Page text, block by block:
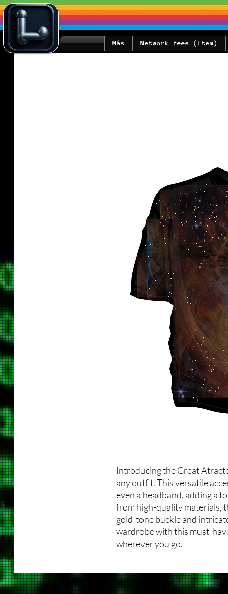
Network fees (Item)
Más
Introducing the Great
any outfit. This versatile
even a headband, adding a
from high-quality materials,
gold-tone buckle and
wardrobe with this must-
wherever you go.